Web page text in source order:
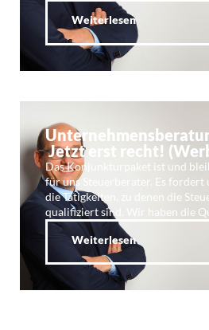
Weiterlesen
Jetzt erst recht!
Das Konjunkturpaket ist und
für uns Steuerberater. Es fordert
die Tätigkeiten, zu denen die
qualifiziert sind. Wir haben die
Weiterlesen